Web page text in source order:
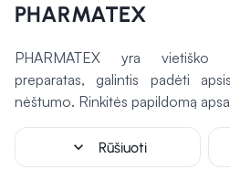
PHARMATEX
PHARMATEX yra vietiško
preparatas, galintis padėti
nėštumo. Rinkitės papildomą
expand_more Rūšiuoti